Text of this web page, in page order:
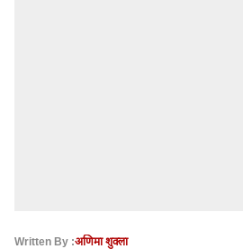
Written By :अणिमा शुक्ला